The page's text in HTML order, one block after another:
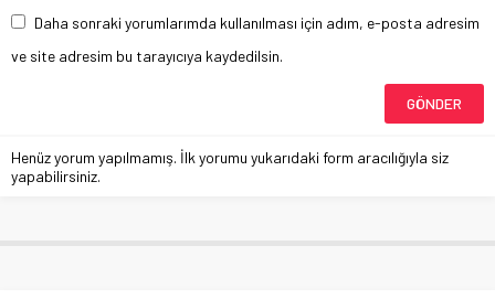
Daha sonraki yorumlarımda kullanılması için adım, e-posta adresim
ve site adresim bu tarayıcıya kaydedilsin.
Henüz yorum yapılmamış. İlk yorumu yukarıdaki form aracılığıyla siz
yapabilirsiniz.